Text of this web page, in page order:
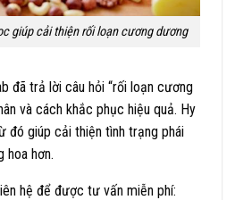
giúp cải thiện rối loạn cương dương
đã trả lời câu hỏi “rối loạn cương
và cách khắc phục hiệu quả. Hy
đó giúp cải thiện tình trạng phái
hoa hơn.
hệ để được tư vấn miễn phí: